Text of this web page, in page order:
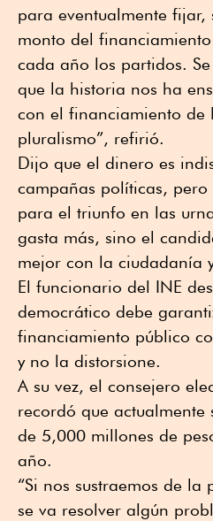
para eventualmente fijar,
monto del
cada año los partidos.
que la historia nos ha
con el financiamiento de
pluralismo”, refirió.
Dijo que el dinero es
campañas políticas,
para el triunfo en las
gasta más, sino el
mejor con la ciudadanía
El funcionario del INE
democrático debe
financiamiento público
y no la distorsione.
A su vez, el consejero
recordó que
de 5,000 millones de
año.
“Si nos sustraemos de
se va resolver algún